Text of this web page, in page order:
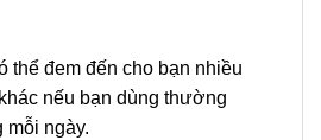
thể đem đến cho bạn nhiều
nếu bạn dùng thường
mỗi ngày.